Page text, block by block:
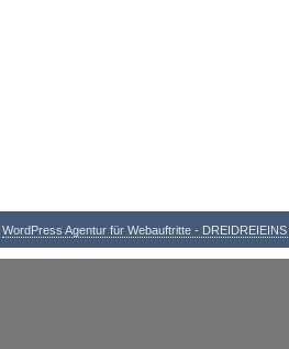
WordPress Agentur für Webauftritte - DREIDREIEINS